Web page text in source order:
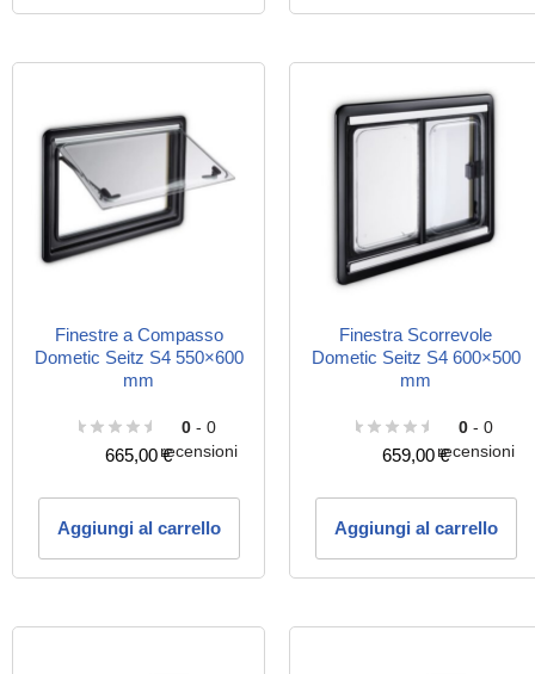
Finestre a Compasso
Dometic Seitz S4 550×600
mm
0- 0
recensioni
665,00€
Aggiungi al carrello
Finestra Scorrevole
Dometic Seitz S4 600×500
mm
0- 0
recensioni
659,00€
Aggiungi al carrello